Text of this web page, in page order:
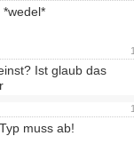
Ist glaub das
muss ab!